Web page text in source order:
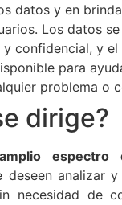
datos y en
Los datos
y confidencial, y
para
problema o
dirige?
amplio
deseen analizar
necesidad de